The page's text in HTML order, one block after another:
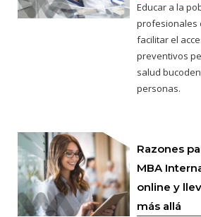
Educar a la
profesionales
facilitar el
preventivos
salud
personas.
Razones
MBA
online y
más allá